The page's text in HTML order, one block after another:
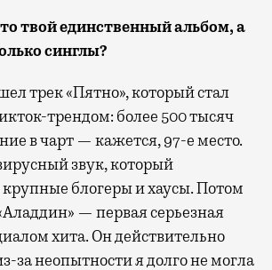
твой единственный альбом, а
синглы?
трек «Пятно», который стал
трендом: более 500 тысяч
в чарт — кажется, 97-е место.
звук, который
крупные блогеры и хаусы. Потом
— первая серьезная
хита. Он действительно
за неопытности я долго не могла